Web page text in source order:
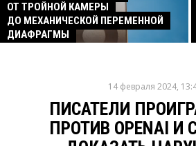
ОТ ТРОЙНОЙ КАМЕРЫ
ДО МЕХАНИЧЕСКОЙ ПЕРЕМЕННОЙ
ДИАФРАГМЫ
14 февраля 2024,
ПИСАТЕЛИ
ПРОТИВ OPENAI И